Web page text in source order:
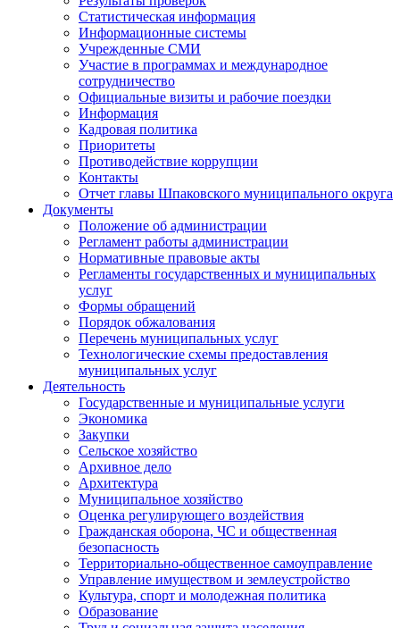
Статистическая информация
Информационные системы
Учрежденные СМИ
Участие в программах и международное
сотрудничество
Официальные визиты и рабочие поездки
Информация
Кадровая политика
Приоритеты
Противодействие коррупции
Контакты
Отчет главы Шпаковского муниципального округа
Документы
Положение об администрации
Регламент работы администрации
Нормативные правовые акты
Регламенты государственных и муниципальных
услуг
Формы обращений
Порядок обжалования
Перечень муниципальных услуг
Технологические схемы предоставления
муниципальных услуг
Деятельность
Государственные и муниципальные услуги
Экономика
Закупки
Сельское хозяйство
Архивное дело
Архитектура
Муниципальное хозяйство
Оценка регулирующего воздействия
Гражданская оборона, ЧС и общественная
безопасность
Территориально-общественное самоуправление
Управление имуществом и землеустройство
Культура, спорт и молодежная политика
Образование